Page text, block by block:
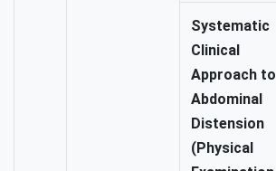
Systematic
Clinical
Approach to
Abdominal
Distension
(Physical